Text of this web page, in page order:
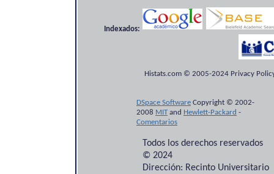
Indexados:
Histats.com © 2005-2024 Privacy
DSpace Software Copyright © 2002-
2008 MITand Hewlett-Packard -
Comentarios
Todos los derechos reservados
© 2024
Dirección: Recinto Universitario